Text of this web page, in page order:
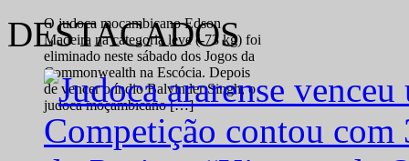
O judoca moçambicano Edson
Madeira na categoria leve (-73 kg) foi
eliminado neste sábado dos Jogos da
Commonwealth na Escócia. Depois
de vencer o índio Balvinder Singh, o
judoca moçambicano […]
DESTACADOS